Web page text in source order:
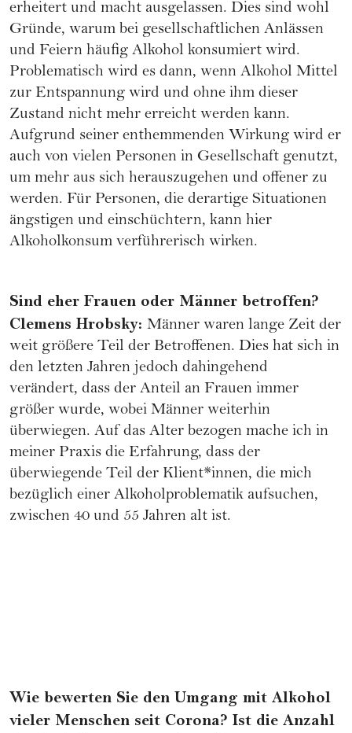
erheitert und macht ausgelassen. Dies sind wohl
Gründe, warum bei gesellschaftlichen Anlässen
und Feiern häufig Alkohol konsumiert wird.
Problematisch wird es dann, wenn Alkohol Mittel
zur Entspannung wird und ohne ihm dieser
Zustand nicht mehr erreicht werden kann.
Aufgrund seiner enthemmenden Wirkung wird er
auch von vielen Personen in Gesellschaft genutzt,
um mehr aus sich herauszugehen und offener zu
werden. Für Personen, die derartige Situationen
ängstigen und einschüchtern, kann hier
Alkoholkonsum verführerisch wirken.
Sind eher Frauen oder Männer betroffen?
Clemens Hrobsky: Männer waren lange Zeit der
weit größere Teil der Betroffenen. Dies hat sich in
den letzten Jahren jedoch dahingehend
verändert, dass der Anteil an Frauen immer
größer wurde, wobei Männer weiterhin
überwiegen. Auf das Alter bezogen mache ich in
meiner Praxis die Erfahrung, dass der
überwiegende Teil der Klient*innen, die mich
bezüglich einer Alkoholproblematik aufsuchen,
zwischen 40 und 55 Jahren alt ist.
Wie bewerten Sie den Umgang mit Alkohol
vieler Menschen seit Corona? Ist die Anzahl